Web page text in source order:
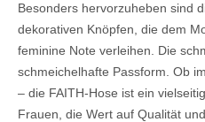
Besonders hervorzuheben sind
dekorativen Knöpfen, die dem
feminine Note verleihen. Die
schmeichelhafte Passform. Ob
– die FAITH-Hose ist ein
Frauen, die Wert auf Qualität